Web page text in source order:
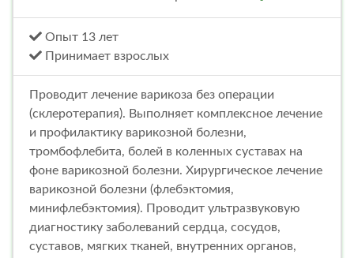
Опыт 13 лет
Принимает взрослых
Проводит лечение варикоза без операции
(склеротерапия). Выполняет комплексное лечение
и профилактику варикозной болезни,
тромбофлебита, болей в коленных суставах на
фоне варикозной болезни. Хирургическое лечение
варикозной болезни (флебэктомия,
минифлебэктомия). Проводит ультразвуковую
диагностику заболеваний сердца, сосудов,
суставов, мягких тканей, внутренних органов,